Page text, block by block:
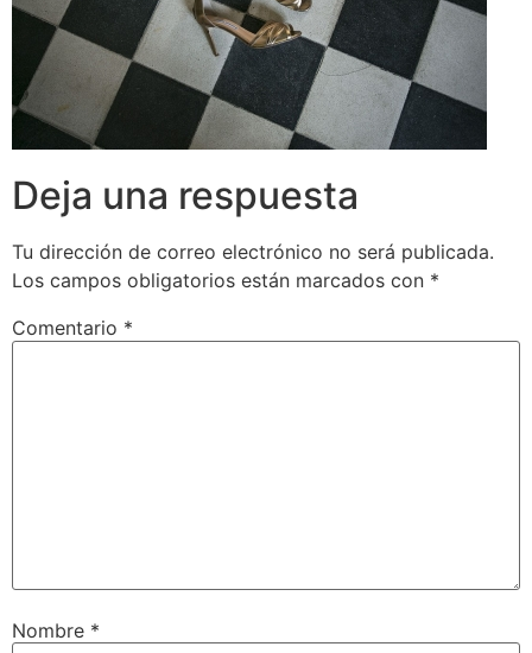
Deja una respuesta
Tu dirección de correo electrónico no será publicada.
Los campos obligatorios están marcados con *
Comentario *
Nombre *